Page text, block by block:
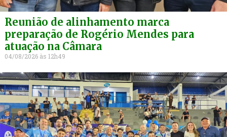
Reunião de alinhamento marca
preparação de Rogério Mendes para
atuação na Câmara
04/08/2026 12h49